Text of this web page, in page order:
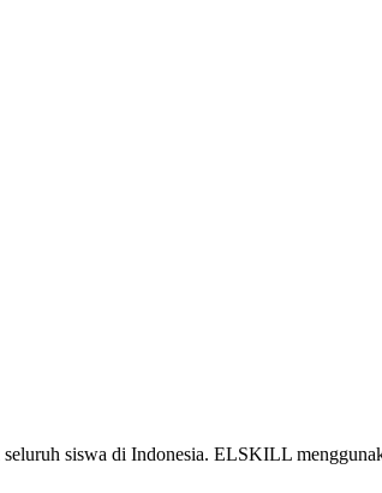
siswa di Indonesia. ELSKILL